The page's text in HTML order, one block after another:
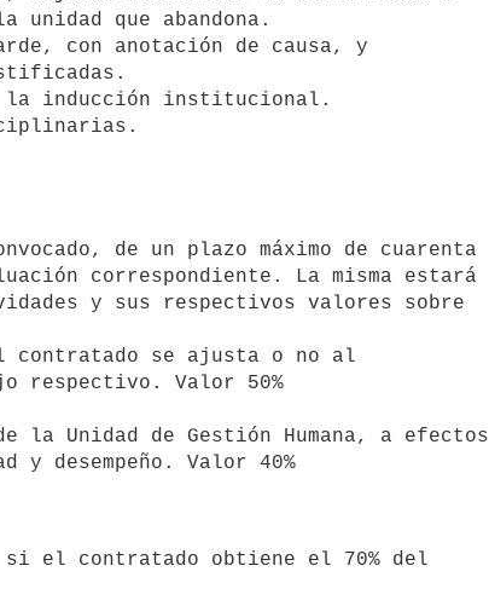
unidad que abandona.
con anotación de causa, y
la inducción institucional.
correspondiente. La misma estará
y sus respectivos valores sobre
se ajusta o no al
respectivo. Valor 50%
la Unidad de Gestión Humana, a efectos